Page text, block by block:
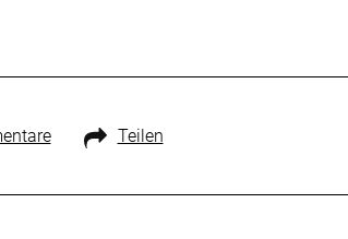
Teilen